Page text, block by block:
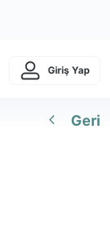
Giriş Yap
Geri